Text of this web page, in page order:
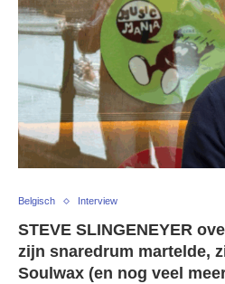
Belgisch Interview
STEVE SLINGENEYER
zijn snaredrum martelde,
Soulwax (en nog veel